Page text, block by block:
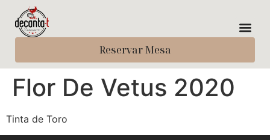
Reservar Mesa
Flor De Vetus 2020
Tinta de Toro